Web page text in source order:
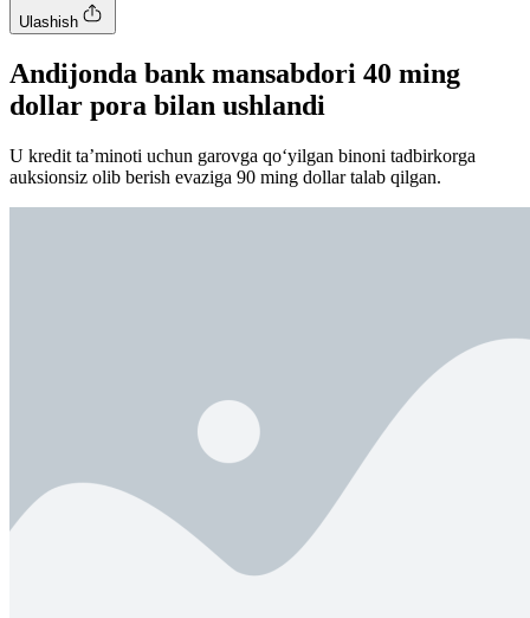
Ulashish
Andijonda bank mansabdori 40 ming
dollar pora bilan ushlandi
U kredit ta’minoti uchun garovga qo‘yilgan binoni tadbirkorga
auksionsiz olib berish evaziga 90 ming dollar talab qilgan.